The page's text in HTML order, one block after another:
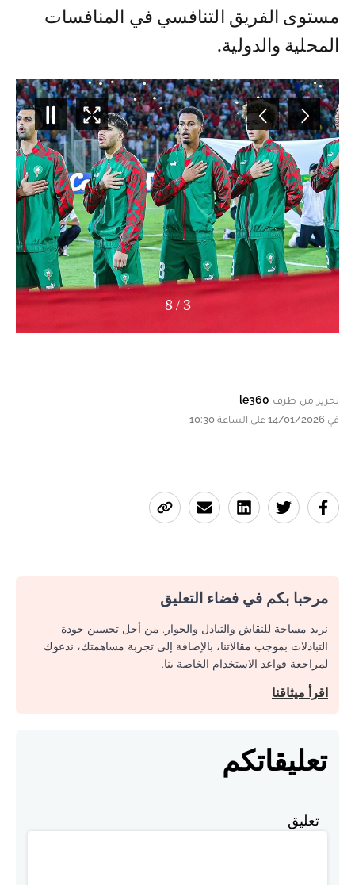
مستوى الفريق التنافسي في المنافسات
المحلية والدولية.
4
/
8
تحرير من طرف
مرحبا بكم في فضاء التعليق
نريد مساحة للنقاش والتبادل والحوار. من أجل تحسين جودة
لمراجعة قواعد الاستخدام الخاصة بنا.